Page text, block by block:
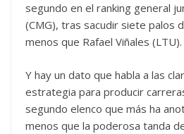
segundo en el ranking general
(CMG), tras sacudir siete palos
menos que Rafael Viñales (LTU).
Y hay un dato que habla a las
estrategia para producir
segundo elenco que más ha
menos que la poderosa tanda